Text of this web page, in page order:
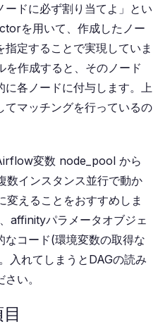
ドに必ず割り当てよ」とい
を用いて、作成したノー
指定することで実現していま
を作成すると、そのノード
各ノードに付与します。上
マッチングを行っているの
変数 node_pool から
数インスタンス並行で動か
変えることをおすすめしま
affinityパラメータオブジェ
なコード(環境変数の取得な
入れてしまうとDAGの読み
い。